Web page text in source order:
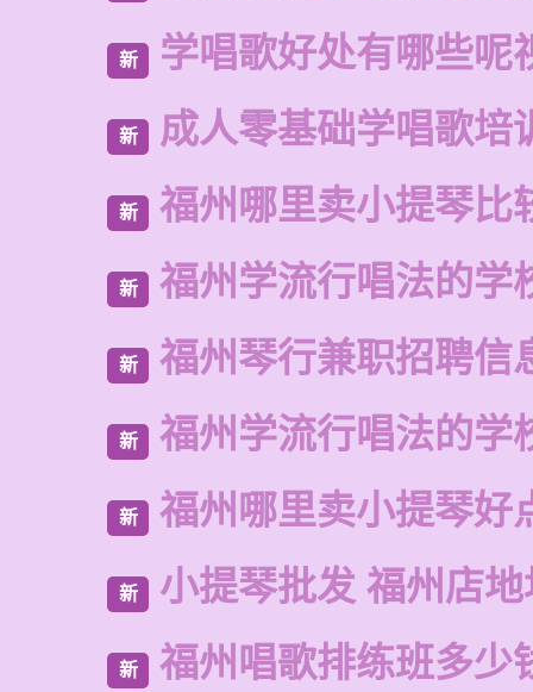
新 学唱歌好处有哪些呢
新 成人零基础学唱歌培
新 福州哪里卖小提琴比
新 福州学流行唱法的学
新 福州琴行兼职招聘信
新 福州学流行唱法的学
新 福州哪里卖小提琴好
新 小提琴批发 福州店地
新 福州唱歌排练班多少